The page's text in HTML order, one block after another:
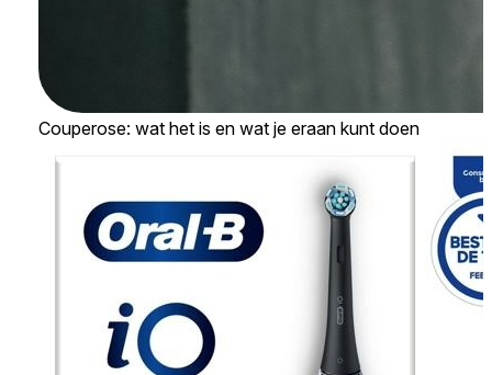
Couperose: wat het is en wat je eraan kunt doen